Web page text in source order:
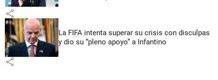
share
La FIFA intenta superar su crisis con disculpas
y dio su “pleno apoyo” a Infantino
share